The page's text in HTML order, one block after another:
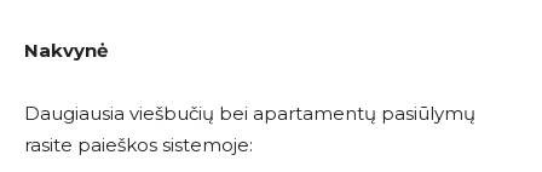
Nakvynė
Daugiausia viešbučių bei apartamentų pasiūlymų
rasite paieškos sistemoje: